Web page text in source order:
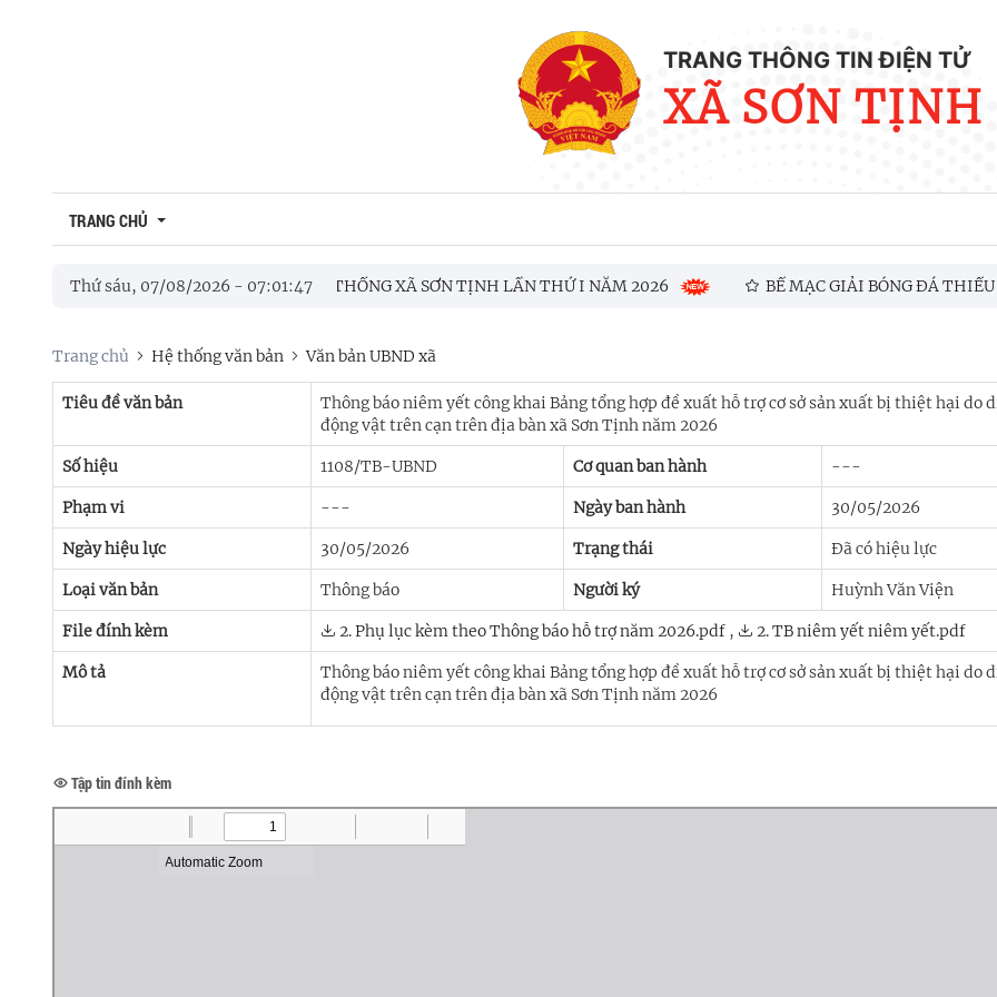
TRANG THÔNG TIN ĐIỆN TỬ
XÃ SƠN TỊNH
TRANG CHỦ
Danh lam thắng cảnh
Giá trị văn hóa
Danh nhân
Thứ sáu, 07/08/2026 - 07:01:48
GIẢI BÓNG ĐÁ MINI NAM TRUYỀN THỐNG XÃ SƠN TỊNH LẦN THỨ I NĂM 2026 BẾ MẠC GIẢI BÓNG ĐÁ THIẾU
Trang chủ Hệ thống văn bản Văn bản UBND xã
Tiêu đề văn bản
Thông báo niêm yết công khai Bảng tổng hợp đề xuất hỗ trợ cơ sở sản xuất bị thiệt hại do
động vật trên cạn trên địa bàn xã Sơn Tịnh năm 2026
Số hiệu 1108/TB-UBND Cơ quan ban hành ---
Phạm vi --- Ngày ban hành 30/05/2026
Ngày hiệu lực 30/05/2026 Trạng thái Đã có hiệu lực
Loại văn bản Thông báo Người ký Huỳnh Văn Viện
File đính kèm 2. Phụ lục kèm theo Thông báo hỗ trợ năm 2026.pdf , 2. TB niêm yết niêm yết.pdf
Mô tả
Thông báo niêm yết công khai Bảng tổng hợp đề xuất hỗ trợ cơ sở sản xuất bị thiệt hại do
động vật trên cạn trên địa bàn xã Sơn Tịnh năm 2026
Tập tin đính kèm